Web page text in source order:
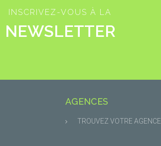
INSCRIVEZ-VOUS À LA
NEWSLETTER
AGENCES
TROUVEZ VOTRE AGENCE